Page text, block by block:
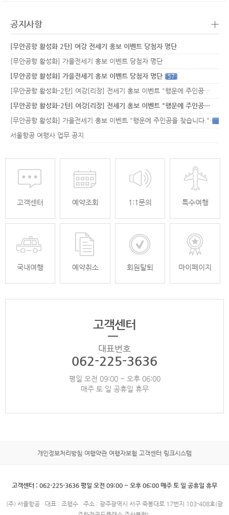
공지사항 +
[무안공항 활성화 2탄] 여강 전세기 홍보 이벤트 당첨자 명단
[무안공항 활성화] 가을전세기 홍보 이벤트 당첨자 명단
[무안공항 활성화] 가을전세기 홍보 이벤트 당첨자 명단
57
[무안공항 활성화-2탄] 여강[리장] 전세기 홍보 이벤트 "행운에 주인공…
[무안공항 활성화-2탄] 여강[리장] 전세기 홍보 이벤트 "행운에 주인공…
[무안공항 활성화] 가을전세기 홍보 이벤트 "행운에 주인공을 찾습니다."33
서울항공 여행사 업무 공지
고객센터 예약조회 1:1문의 특수여행
국내여행 예약취소 회원탈퇴 마이페이지
고객센터
대표번호
062-225-3636
평일 오전 09:00 ~ 오후 06:00
매주 토 일 공휴일 휴무
개인정보처리방침 여행약관 여행자보험 고객센터 링크시스템
고객센터 : 062-225-3636 평일 오전 09:00 ~ 오후 06:00 매주 토 일 공휴일 휴무
(주) 서울항공 대표 : 조행수
주소 : 광주광역시 서구 죽봉대로 17번지 103-408호(광